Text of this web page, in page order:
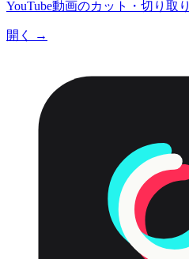
YouTube動画のカット・切り取り
開く →